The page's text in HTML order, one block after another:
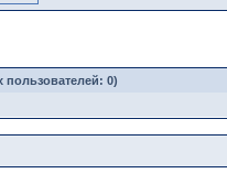
пользователей: 0)